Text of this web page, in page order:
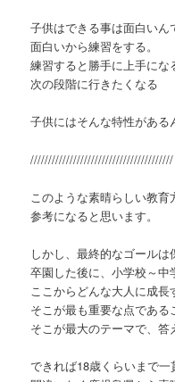
子供はできる事は面白いん
面白いから練習をする。
練習すると勝手に上手にな
次の段階に行きたくなる
子供にはそんな特性がある
////////////////////////////////////////
このような素晴らしい教育
参考になると思います。
しかし、最終的なゴールは
卒園した後に、小学校～
ここからどんな大人に成長
そこが最も重要な点である
そこが最大のテーマで、答
できれば18歳くらいまで